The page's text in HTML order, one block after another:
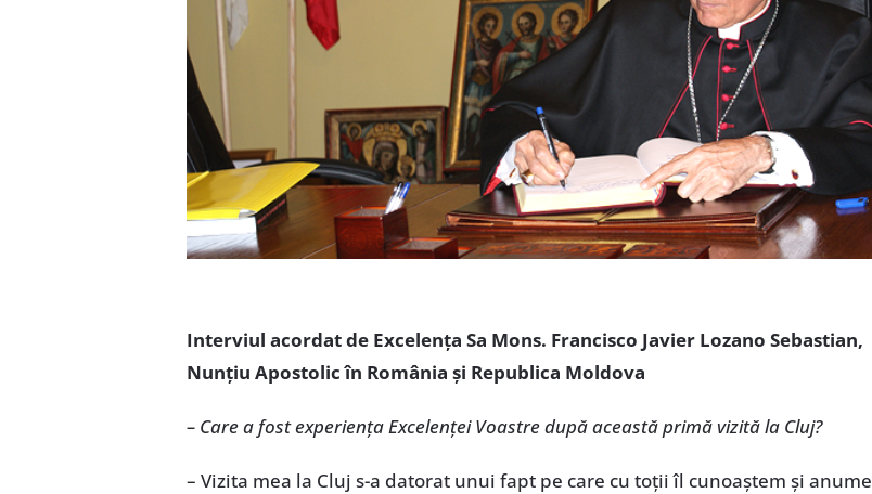
Interviul acordat de Excelenţa Sa Mons. Francisco Javier Lozano Sebastian,
Nunţiu Apostolic în România şi Republica Moldova
– Care a fost experienţa Excelenţei Voastre după această primă vizită la Cluj?
– Vizita mea la Cluj s-a datorat unui fapt pe care cu toţii îl cunoaştem şi anume